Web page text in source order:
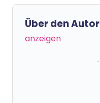
Über den Autor
anzeigen